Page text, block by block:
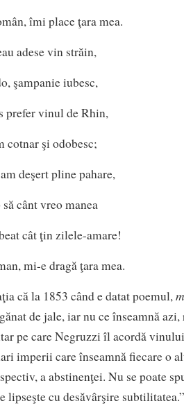
îmi place ţara mea.
adese vin străin,
şampanie iubesc,
prefer vinul de Rhin,
cotnar şi odobesc;
deşert pline pahare,
cânt vreo manea
cât ţin zilele-amare!
mi-e dragă ţara mea.
că la 1853 când e datat poemul,
de jale, iar nu ce înseamnă
pe care Negruzzi îl acordă
imperii care înseamnă fiecare o
a abstinenţei. Nu se poate
lipseşte cu desăvârşire